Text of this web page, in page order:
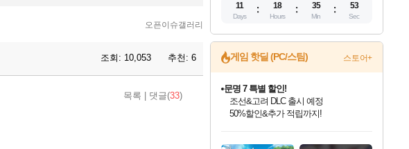
오픈이슈갤러리
조회: 10,053 추천: 6
목록 댓글(33)
11
Days
18
Hours
35
Min
51
Sec
게임 핫딜 (PC/스팀) 스토어+
문명 7 특별 할인!
조선&고려 DLC 출시 예정
마블 투혼 파이팅 소울즈 정식출시!
마블 히어로 총 출동&화려한 격투!
네이버 포인트 혜택까지!